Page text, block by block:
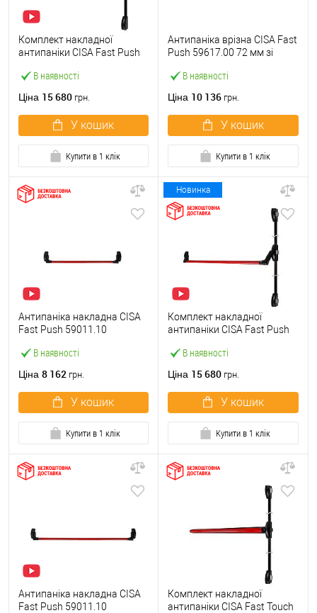
В наявності
Комплект накладної
антипаніки CISA Fast Push
точковий вверх-вниз
Ціна 15 680 грн.
У кошик
Купити в 1 клік
В наявності
Антипаніка врізна CISA Fast
Push 59617.00 72 мм зі
Ціна 10 136 грн.
У кошик
Купити в 1 клік
В наявності
Антипаніка накладна CISA
Fast Push 59011.10
штангою 900 мм червона
Ціна 8 162 грн.
У кошик
Купити в 1 клік
Новинка
В наявності
Комплект накладної
антипаніки CISA Fast Push
точковий вбік червона
Ціна 15 680 грн.
У кошик
Купити в 1 клік
Антипаніка накладна CISA
Fast Push 59011.10
Комплект накладної
антипаніки CISA Fast Touch